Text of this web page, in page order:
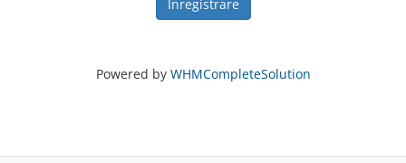
Powered by WHMCompleteSolution